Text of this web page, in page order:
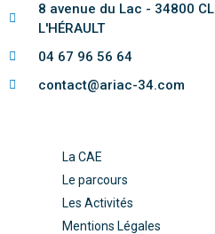
8 avenue du Lac - 34800
L'HÉRAULT
04 67 96 56 64
contact@ariac-34.com
La CAE
Le parcours
Les Activités
Mentions Légales